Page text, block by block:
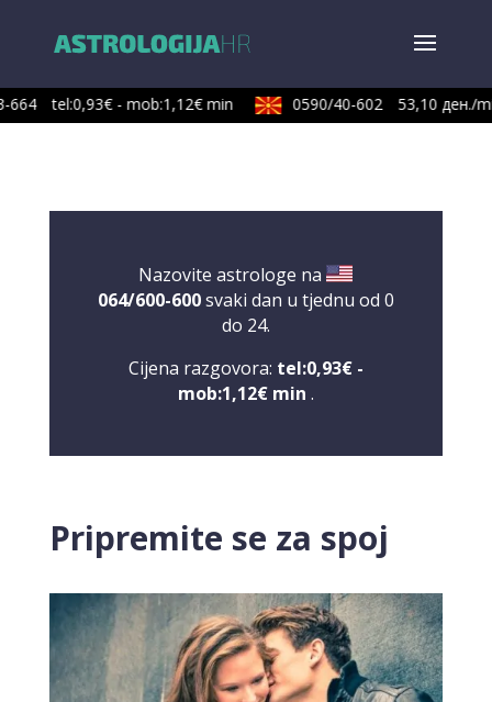
664 tel:0,93€ - mob:1,12€ min 0590/40-602 53,10 ден./
Nazovite astrologe na
064/600-600svaki dan u tjednu od 0
do 24.
Cijena razgovora: tel:0,93€ -
mob:1,12€ min .
Pripremite se za spoj